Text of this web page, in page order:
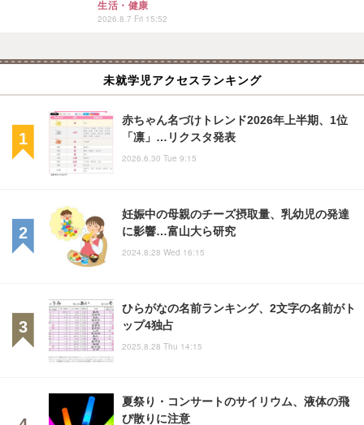
生活・健康
2026.8.7 Fri 15:52
未就学児アクセスランキング
赤ちゃん名づけトレンド2026年上半期、1位
「凛」…リクスタ発表
2026.6.30 Tue 9:15
妊娠中の母親のチーズ摂取量、乳幼児の発達
に影響…富山大ら研究
2024.8.28 Wed 16:15
ひらがなの名前ランキング、2文字の名前がト
ップ4独占
2025.8.28 Thu 14:15
夏祭り・コンサートのサイリウム、液体の飛
び散りに注意